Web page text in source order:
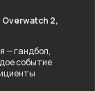
Overwatch 2,
— гандбол,
событие